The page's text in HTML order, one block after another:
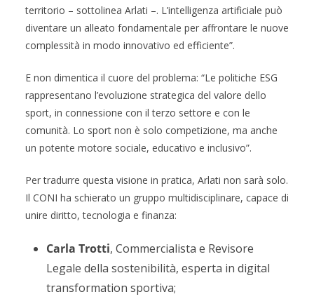
territorio – sottolinea Arlati –. L’intelligenza artificiale può
diventare un alleato fondamentale per affrontare le nuove
complessità in modo innovativo ed efficiente”.
E non dimentica il cuore del problema: “Le politiche ESG
rappresentano l’evoluzione strategica del valore dello
sport, in connessione con il terzo settore e con le
comunità. Lo sport non è solo competizione, ma anche
un potente motore sociale, educativo e inclusivo”.
Per tradurre questa visione in pratica, Arlati non sarà solo.
Il CONI ha schierato un gruppo multidisciplinare, capace di
unire diritto, tecnologia e finanza:
Carla Trotti, Commercialista e Revisore
Legale della sostenibilità, esperta in digital
transformation sportiva;